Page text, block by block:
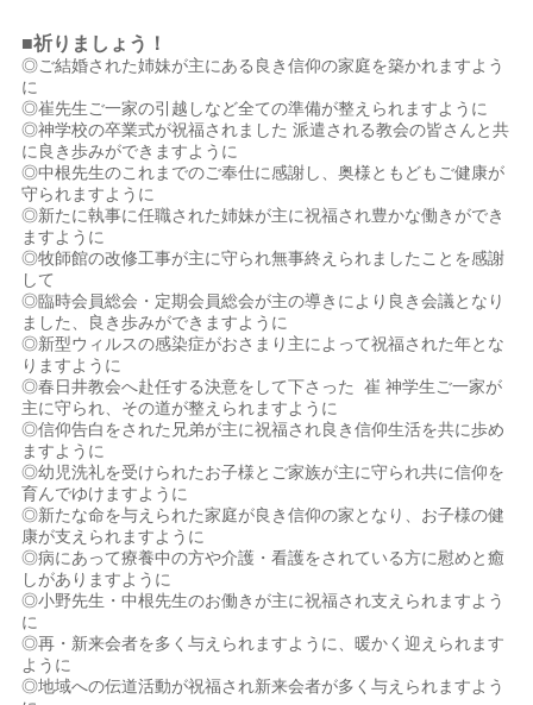
■祈りましょう！
◎ご結婚された姉妹が主にある良き信仰の家庭を築かれますよう
に
◎崔先生ご一家の引越しなど全ての準備が整えられますように
◎神学校の卒業式が祝福されました 派遣される教会の皆さんと共
に良き歩みができますように
◎中根先生のこれまでのご奉仕に感謝し、奥様ともどもご健康が
守られますように
◎新たに執事に任職された姉妹が主に祝福され豊かな働きができ
ますように
◎牧師館の改修工事が主に守られ無事終えられましたことを感謝
して
◎臨時会員総会・定期会員総会が主の導きにより良き会議となり
ました、良き歩みができますように
◎新型ウィルスの感染症がおさまり主によって祝福された年とな
りますように
◎春日井教会へ赴任する決意をして下さった 崔 神学生ご一家が
主に守られ、その道が整えられますように
◎信仰告白をされた兄弟が主に祝福され良き信仰生活を共に歩め
ますように
◎幼児洗礼を受けられたお子様とご家族が主に守られ共に信仰を
育んでゆけますように
◎新たな命を与えられた家庭が良き信仰の家となり、お子様の健
康が支えられますように
◎病にあって療養中の方や介護・看護をされている方に慰めと癒
しがありますように
◎小野先生・中根先生のお働きが主に祝福され支えられますよう
に
◎再・新来会者を多く与えられますように、暖かく迎えられます
ように
◎地域への伝道活動が祝福され新来会者が多く与えられますよう